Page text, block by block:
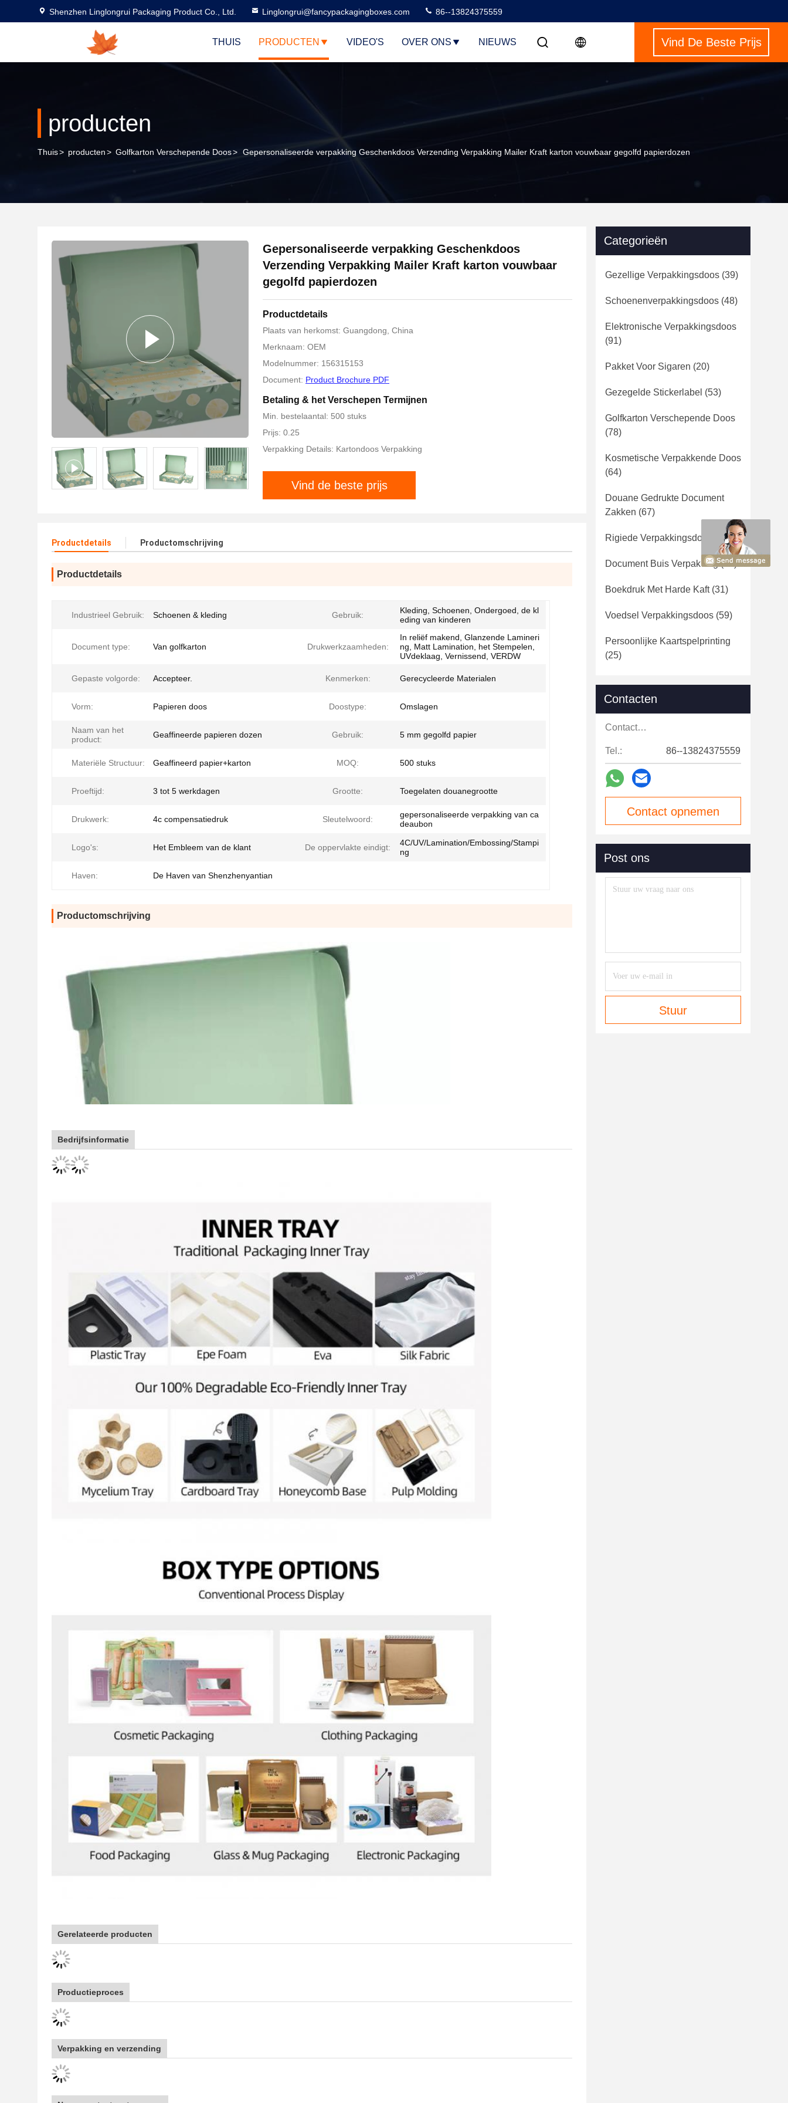
Shenzhen Linglongrui Packaging Product Co., Ltd. Linglongrui@fancypackagingboxes.com 86--13824375559
THUIS PRODUCTEN VIDEO'S OVER ONS NIEUWS Vind De Beste Prijs
producten
Thuis> producten> Golfkarton Verschepende Doos> Gepersonaliseerde verpakking Geschenkdoos Verzending Verpakking Mailer Kraft karton vouwbaar gegolfd papierdozen
Gepersonaliseerde verpakking Geschenkdoos
Verzending Verpakking Mailer Kraft karton vouwbaar
gegolfd papierdozen
Productdetails
Plaats van herkomst: Guangdong, China
Merknaam: OEM
Modelnummer: 156315153
Document: Product Brochure PDF
Betaling & het Verschepen Termijnen
Min. bestelaantal: 500 stuks
Prijs: 0.25
Verpakking Details: Kartondoos Verpakking
Vind de beste prijs
Productdetails Productomschrijving
Productdetails
Industrieel Gebruik: Schoenen & kleding Gebruik:
Kleding, Schoenen, Ondergoed, de kl
eding van kinderen
Document type: Van golfkarton Drukwerkzaamheden:
In reliëf makend, Glanzende Lamineri
ng, Matt Lamination, het Stempelen,
UVdeklaag, Vernissend, VERDW
Gepaste volgorde: Accepteer. Kenmerken: Gerecycleerde Materialen
Vorm: Papieren doos Doostype: Omslagen
Naam van het
product:
Geaffineerde papieren dozen Gebruik: 5 mm gegolfd papier
Materiële Structuur: Geaffineerd papier+karton MOQ: 500 stuks
Proeftijd: 3 tot 5 werkdagen Grootte: Toegelaten douanegrootte
Drukwerk: 4c compensatiedruk Sleutelwoord:
gepersonaliseerde verpakking van ca
deaubon
Logo's: Het Embleem van de klant De oppervlakte eindigt:
4C/UV/Lamination/Embossing/Stampi
ng
Haven: De Haven van Shenzhenyantian
Productomschrijving
Bedrijfsinformatie
Gerelateerde producten
Productieproces
Verpakking en verzending
Categorieën
Gezellige Verpakkingsdoos (39)
Schoenenverpakkingsdoos (48)
Elektronische Verpakkingsdoos
(91)
Pakket Voor Sigaren (20)
Gezegelde Stickerlabel (53)
Golfkarton Verschepende Doos
(78)
Kosmetische Verpakkende Doos
(64)
Douane Gedrukte Document
Zakken (67)
Rigiede Verpakkingsdoos (44)
Document Buis Verpakking(36)
Boekdruk Met Harde Kaft(31)
Voedsel Verpakkingsdoos (59)
Persoonlijke Kaartspelprinting
(25)
Contacten
Contacten:
Tel.: 86--13824375559
Contact opnemen
Post ons
Stuur